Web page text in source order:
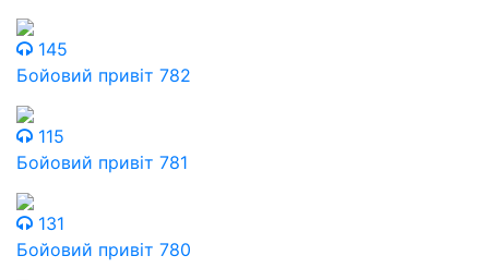
145
Бойовий привіт 782
115
Бойовий привіт 781
131
Бойовий привіт 780